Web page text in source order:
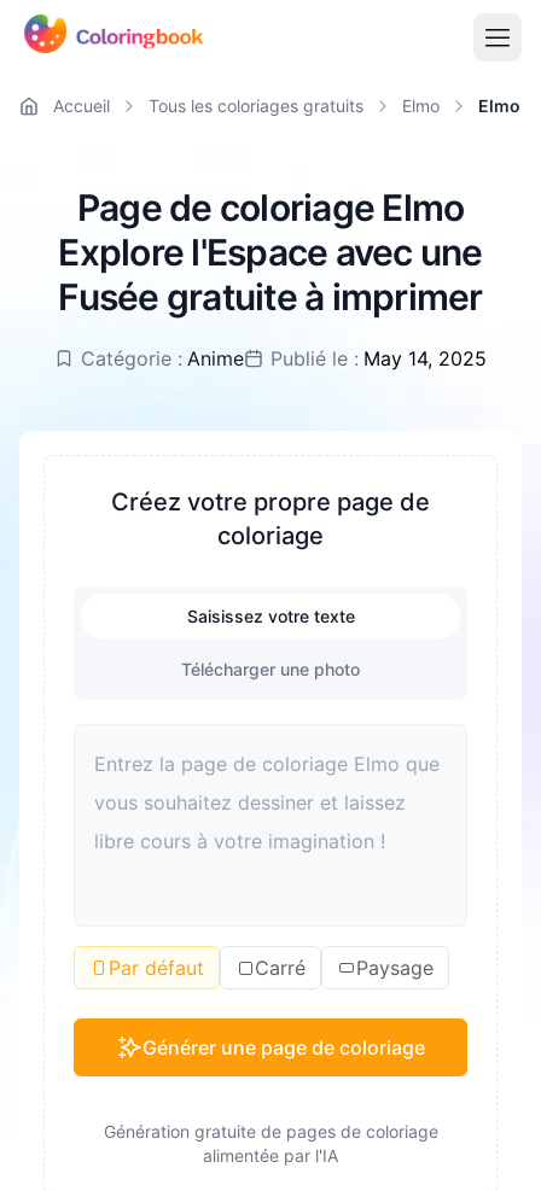
Accueil Tous les coloriages gratuits Elmo Elmo
Page de coloriage Elmo
Explore l'Espace avec une
Fusée gratuite à imprimer
Catégorie : Anime Publié le : May 14, 2025
Créez votre propre page de
coloriage
Saisissez votre texte
Télécharger une photo
Par défaut Carré Paysage
Générer une page de coloriage
Génération gratuite de pages de coloriage
alimentée par l'IA